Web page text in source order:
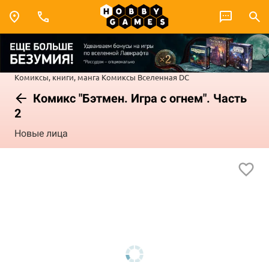
Комиксы, книги, манга Комиксы Вселенная DC
Комикс "Бэтмен. Игра с огнем". Часть
2
Новые лица